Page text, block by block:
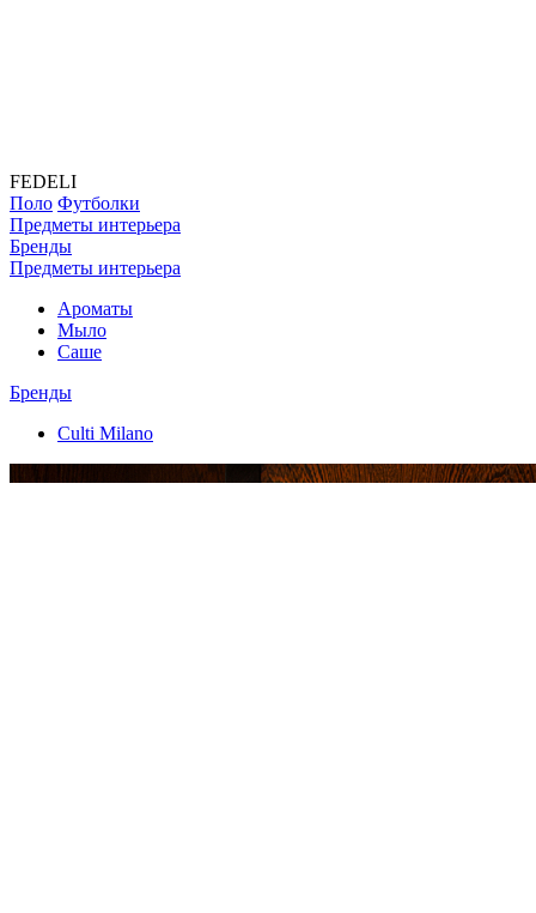
FEDELI
Поло Футболки
Предметы интерьера
Бренды
Предметы интерьера
Ароматы
Мыло
Саше
Бренды
Culti Milano